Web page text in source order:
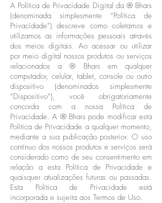
A Política de Privacidade Digital da ® Bhars
(denominada simplesmente “Política de
Privacidade”) descreve como coletamos e
utilizamos as informações pessoais através
dos meios digitais. Ao acessar ou utilizar
por meio digital nossos produtos ou serviços
relacionados a ® Bhars em qualquer
computador, celular, tablet, console ou outro
dispositivo (denominados simplesmente
“Dispositivo”), você obrigatoriamente
concorda com a nossa Política de
Privacidade. A ® Bhars pode modificar esta
Política de Privacidade a qualquer momento,
mediante a sua publicação posterior. O uso
contínuo dos nossos produtos e serviços será
considerado como de seu consentimento em
relação a esta Política de Privacidade e
quaisquer atualizações futuras ou passadas.
Esta Política de Privacidade está
incorporada e sujeita aos Termos de Uso.